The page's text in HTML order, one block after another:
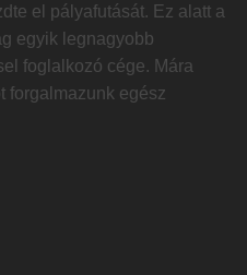
el pályafutását. Ez alatt a
egyik legnagyobb
foglalkozó cége. Mára
forgalmazunk egész